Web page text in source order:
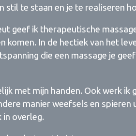
stil te staan en je te realiseren
geef ik therapeutische
komen. In de hectiek van het
die een massage je
met mijn handen. Ook werk
manier weefsels en spieren
overleg.